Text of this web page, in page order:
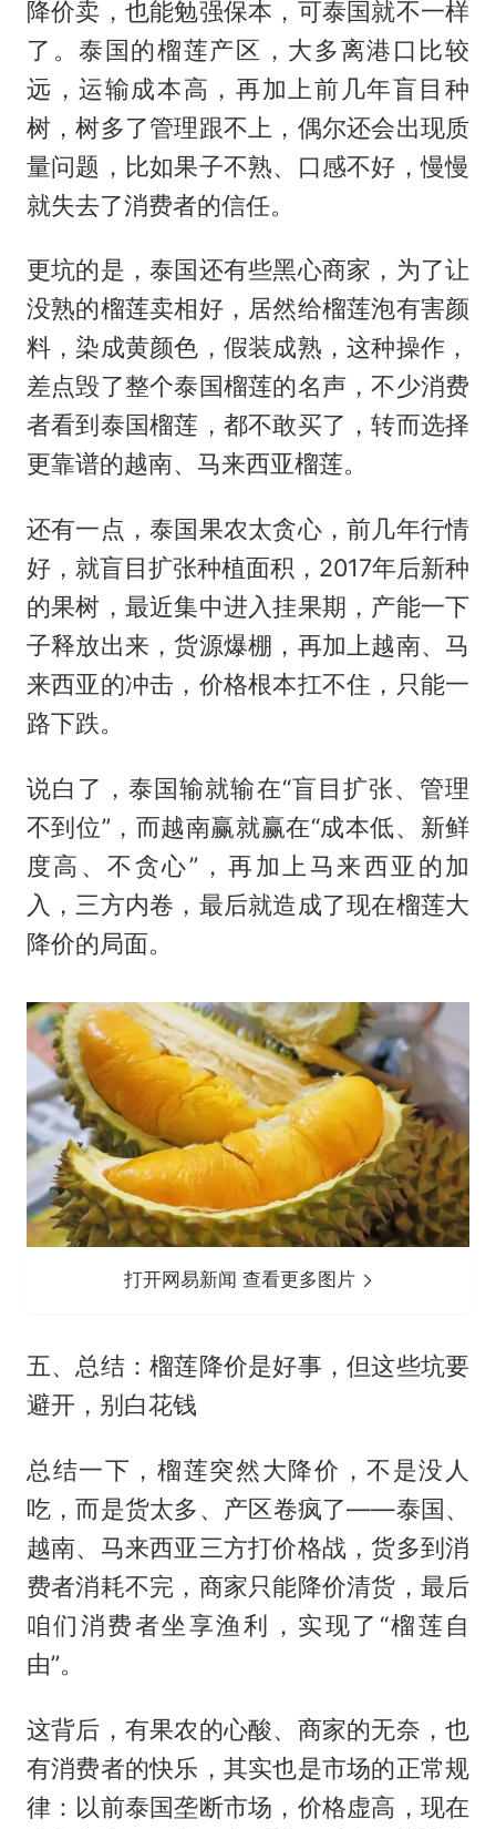
降价卖，也能勉强保本，可泰国就不一样
了。泰国的榴莲产区，大多离港口比较
远，运输成本高，再加上前几年盲目种
树，树多了管理跟不上，偶尔还会出现质
量问题，比如果子不熟、口感不好，慢慢
就失去了消费者的信任。
更坑的是，泰国还有些黑心商家，为了让
没熟的榴莲卖相好，居然给榴莲泡有害颜
料，染成黄颜色，假装成熟，这种操作，
差点毁了整个泰国榴莲的名声，不少消费
者看到泰国榴莲，都不敢买了，转而选择
更靠谱的越南、马来西亚榴莲。
还有一点，泰国果农太贪心，前几年行情
好，就盲目扩张种植面积，2017年后新种
的果树，最近集中进入挂果期，产能一下
子释放出来，货源爆棚，再加上越南、马
来西亚的冲击，价格根本扛不住，只能一
路下跌。
说白了，泰国输就输在“盲目扩张、管理
不到位”，而越南赢就赢在“成本低、新鲜
度高、不贪心”，再加上马来西亚的加
入，三方内卷，最后就造成了现在榴莲大
降价的局面。
打开网易新闻 查看更多图片
五、总结：榴莲降价是好事，但这些坑要
避开，别白花钱
总结一下，榴莲突然大降价，不是没人
吃，而是货太多、产区卷疯了——泰国、
越南、马来西亚三方打价格战，货多到消
费者消耗不完，商家只能降价清货，最后
咱们消费者坐享渔利，实现了“榴莲自
由”。
这背后，有果农的心酸、商家的无奈，也
有消费者的快乐，其实也是市场的正常规
律：以前泰国垄断市场，价格虚高，现在